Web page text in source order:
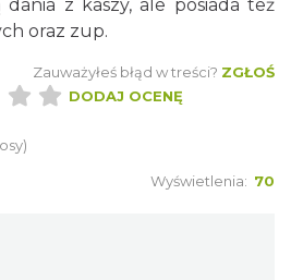
z kaszy, ale posiada też
oraz zup.
Zauważyłeś błąd w treści? ZGŁOŚ
DODAJ OCENĘ
Wyświetlenia: 70